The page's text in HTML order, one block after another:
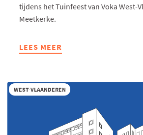
tijdens het Tuinfeest van Voka West-
Meetkerke.
LEES MEER
ABOUT
PRIJS
LUDO
WEST-VLAANDEREN